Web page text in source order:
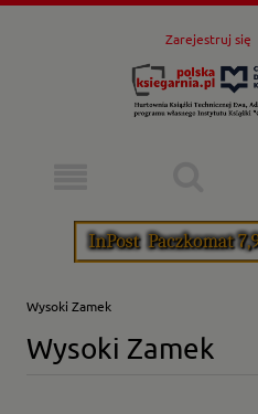
Zarejestruj się
Wysoki Zamek
Wysoki Zamek